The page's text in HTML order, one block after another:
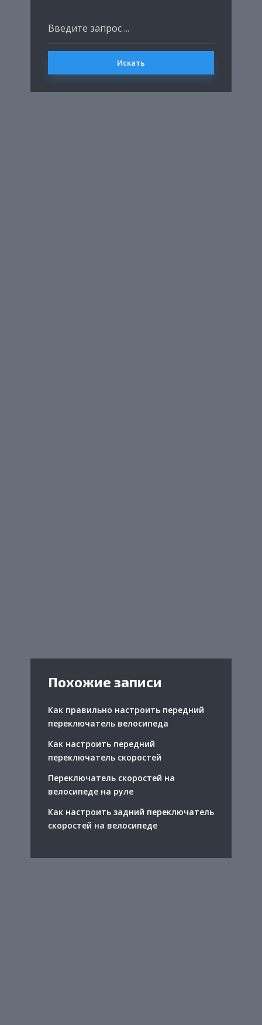
Искать
Похожие записи
Как правильно настроить передний
переключатель велосипеда
Как настроить передний
переключатель скоростей
Переключатель скоростей на
велосипеде на руле
Как настроить задний переключатель
скоростей на велосипеде